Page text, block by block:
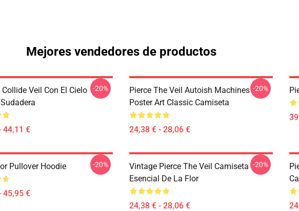
Mejores vendedores de productos
Collide Veil Con El Cielo
44,11 €
-20%
Pierce The Veil Autoish Machines
Poster Art Classic Camiseta
24,38 € - 28,06 €
-20%
Pullover Hoodie
45,95 €
-20%
Vintage Pierce The Veil Camiseta
Esencial De La Flor
24,38 € - 28,06 €
-20%